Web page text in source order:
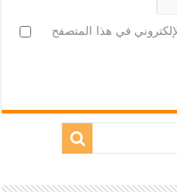
في هذا المتصفح